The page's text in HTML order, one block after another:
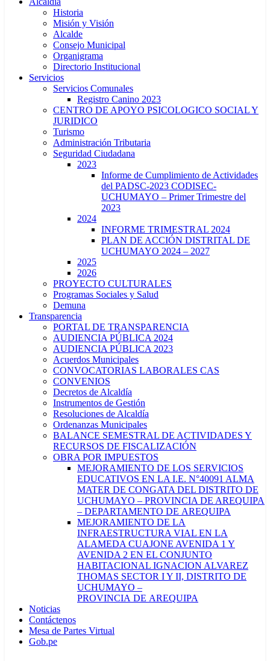
Historia
Misión y Visión
Alcalde
Consejo Municipal
Organigrama
Directorio Institucional
Servicios
Servicios Comunales
Registro Canino 2023
CENTRO DE APOYO PSICOLOGICO SOCIAL Y
JURIDICO
Turismo
Administración Tributaria
Seguridad Ciudadana
2023
Informe de Cumplimiento de Actividades
del PADSC-2023 CODISEC-
UCHUMAYO – Primer Trimestre del
2023
2024
INFORME TRIMESTRAL 2024
PLAN DE ACCIÓN DISTRITAL DE
UCHUMAYO 2024 – 2027
2025
2026
PROYECTO CULTURALES
Programas Sociales y Salud
Demuna
Transparencia
PORTAL DE TRANSPARENCIA
AUDIENCIA PÚBLICA 2024
AUDIENCIA PÚBLICA 2023
Acuerdos Municipales
CONVOCATORIAS LABORALES CAS
CONVENIOS
Decretos de Alcaldía
Instrumentos de Gestión
Resoluciones de Alcaldía
Ordenanzas Municipales
BALANCE SEMESTRAL DE ACTIVIDADES Y
RECURSOS DE FISCALIZACIÓN
OBRA POR IMPUESTOS
MEJORAMIENTO DE LOS SERVICIOS
EDUCATIVOS EN LA I.E. N°40091 ALMA
MATER DE CONGATA DEL DISTRITO DE
UCHUMAYO – PROVINCIA DE AREQUIPA
– DEPARTAMENTO DE AREQUIPA
MEJORAMIENTO DE LA
INFRAESTRUCTURA VIAL EN LA
ALAMEDA CUAJONE AVENIDA 1 Y
AVENIDA 2 EN EL CONJUNTO
HABITACIONAL IGNACION ALVAREZ
THOMAS SECTOR I Y II, DISTRITO DE
UCHUMAYO –
PROVINCIA DE AREQUIPA
Noticias
Contáctenos
Mesa de Partes Virtual
Gob.pe